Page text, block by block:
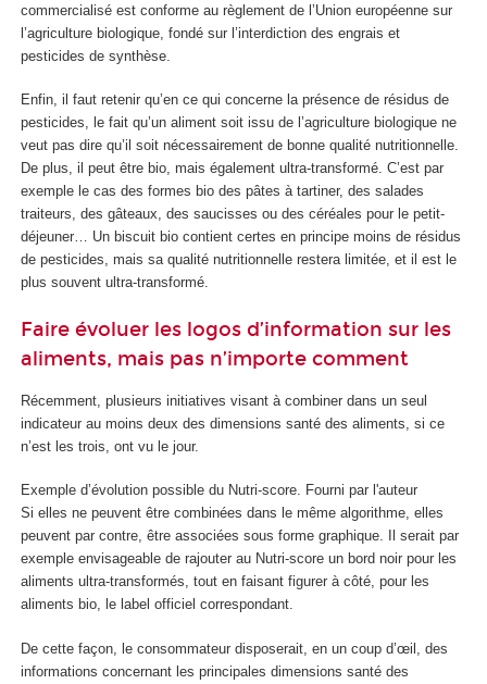
commercialisé est conforme au règlement de l’Union européenne sur
l’agriculture biologique, fondé sur l’interdiction des engrais et
pesticides de synthèse.
Enfin, il faut retenir qu’en ce qui concerne la présence de résidus de
pesticides, le fait qu’un aliment soit issu de l’agriculture biologique ne
veut pas dire qu’il soit nécessairement de bonne qualité nutritionnelle.
De plus, il peut être bio, mais également ultra-transformé. C’est par
exemple le cas des formes bio des pâtes à tartiner, des salades
traiteurs, des gâteaux, des saucisses ou des céréales pour le petit-
déjeuner… Un biscuit bio contient certes en principe moins de résidus
de pesticides, mais sa qualité nutritionnelle restera limitée, et il est le
plus souvent ultra-transformé.
Faire évoluer les logos d’information sur les
aliments, mais pas n’importe comment
Récemment, plusieurs initiatives visant à combiner dans un seul
indicateur au moins deux des dimensions santé des aliments, si ce
n’est les trois, ont vu le jour.
Exemple d’évolution possible du Nutri-score. Fourni par l'auteur
Si elles ne peuvent être combinées dans le même algorithme, elles
peuvent par contre, être associées sous forme graphique. Il serait par
exemple envisageable de rajouter au Nutri-score un bord noir pour les
aliments ultra-transformés, tout en faisant figurer à côté, pour les
aliments bio, le label officiel correspondant.
De cette façon, le consommateur disposerait, en un coup d’œil, des
informations concernant les principales dimensions santé des